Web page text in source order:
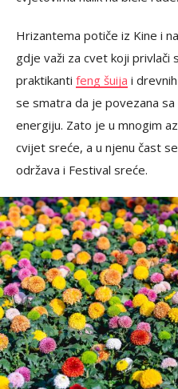
Hrizantema potiče iz Kine i
gdje važi za cvet koji privlači
praktikanti feng šuija i
se smatra da je povezana
energiju. Zato je u mnogim
cvijet sreće, a u njenu čast
održava i Festival sreće.